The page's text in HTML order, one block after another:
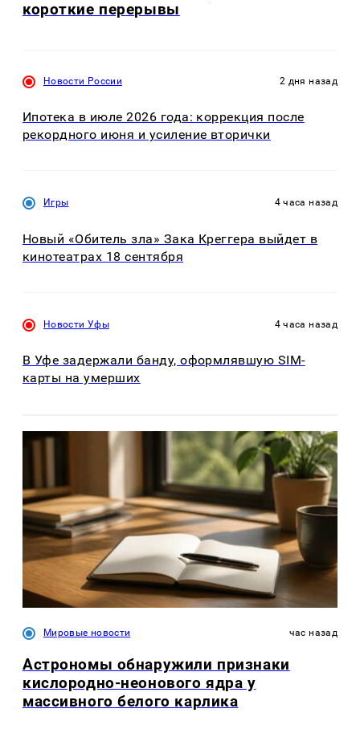
короткие перерывы
Новости России 2 дня назад
Ипотека в июле 2026 года: коррекция после
рекордного июня и усиление вторички
Игры 4 часа назад
Новый «Обитель зла» Зака Креггера выйдет в
кинотеатрах 18 сентября
Новости Уфы 4 часа назад
В Уфе задержали банду, оформлявшую SIM-
карты на умерших
Мировые новости час назад
Астрономы обнаружили признаки
кислородно-неонового ядра у
массивного белого карлика